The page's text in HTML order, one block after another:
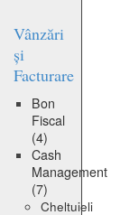
Vânzări
și
Facturare
Bon
Fiscal
(4)
Cash
Management
(7)
Cheltuieli